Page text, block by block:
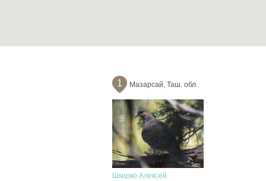
1 Мазарсай, Таш. обл.
Шкирко Алексей